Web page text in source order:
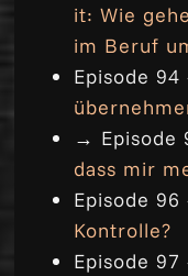
it: Wie
im Beruf
Episode
→ Episode
dass mir
Episode
Kontrolle?
Episode 97